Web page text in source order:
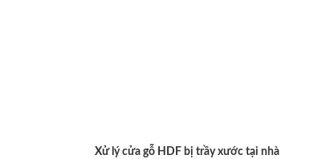
Xử lý cửa gỗ HDF bị trầy xước tại nhà